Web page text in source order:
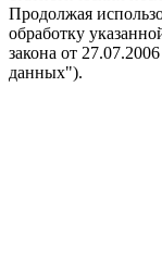
Продолжая
обработку
закона от
данных").